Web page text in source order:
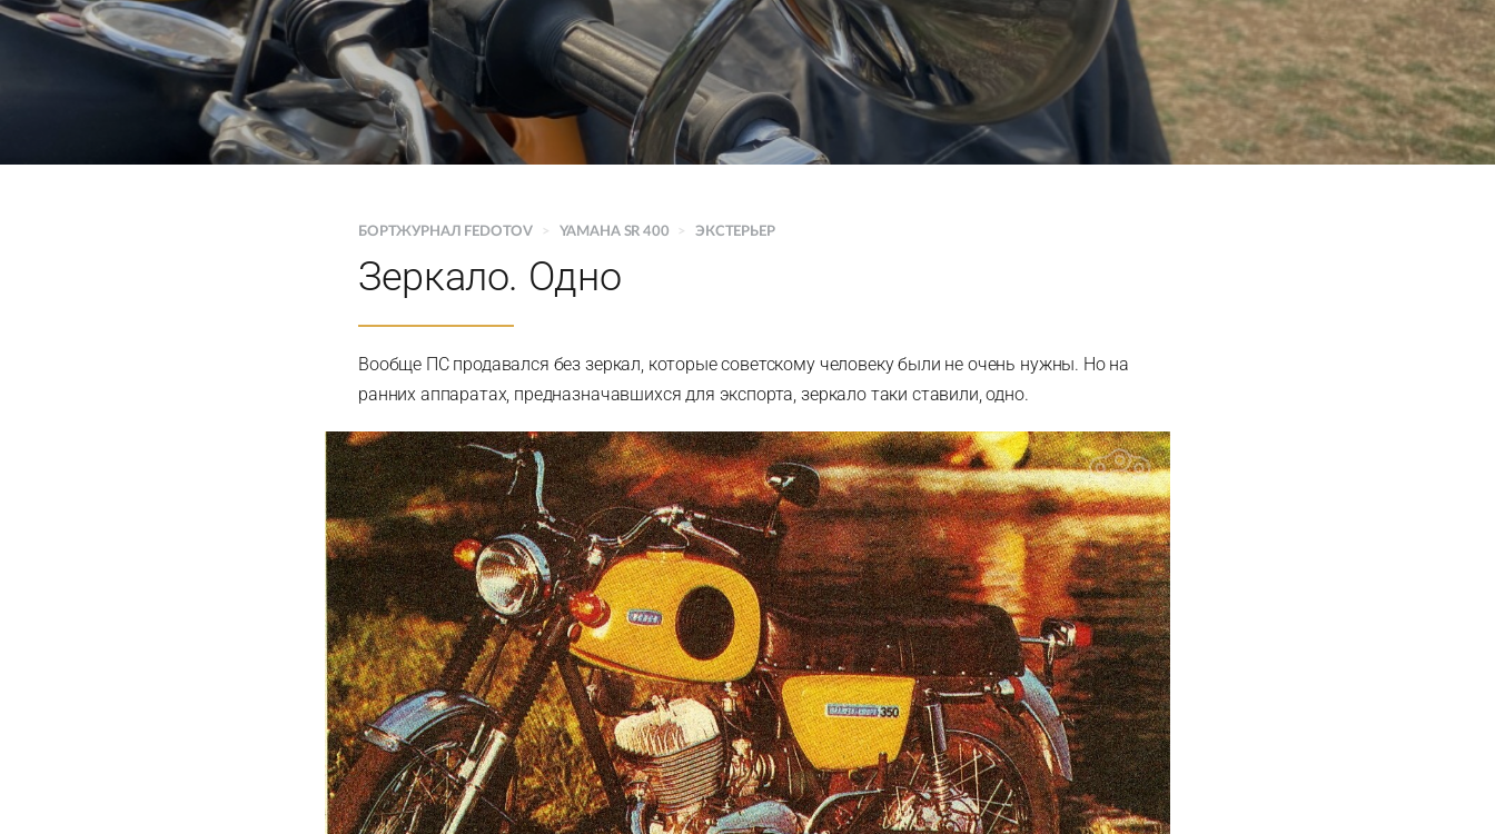
БОРТЖУРНАЛ FEDOTOV > YAMAHA SR 400 > ЭКСТЕРЬЕР
Зеркало. Одно
Вообще ПС продавался без зеркал, которые советскому человеку были не очень нужны. Но на
ранних аппаратах, предназначавшихся для экспорта, зеркало таки ставили, одно.